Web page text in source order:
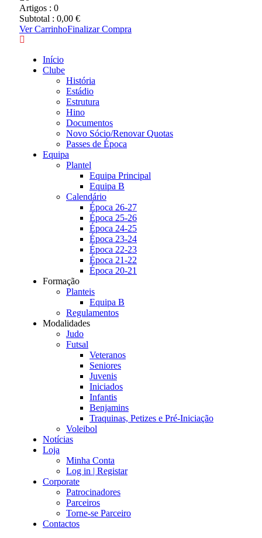
Artigos : 0
Subtotal : 0,00 €
Ver CarrinhoFinalizar Compra
Início
Clube
História
Estádio
Estrutura
Hino
Documentos
Novo Sócio/Renovar Quotas
Passes de Época
Equipa
Plantel
Equipa Principal
Equipa B
Calendário
Época 26-27
Época 25-26
Época 24-25
Época 23-24
Época 22-23
Época 21-22
Época 20-21
Formação
Planteis
Equipa B
Regulamentos
Modalidades
Judo
Futsal
Veteranos
Seniores
Juvenis
Iniciados
Infantis
Benjamins
Traquinas, Petizes e Pré-Iniciação
Voleibol
Notícias
Loja
Minha Conta
Log in | Registar
Corporate
Patrocinadores
Parceiros
Torne-se Parceiro
Contactos